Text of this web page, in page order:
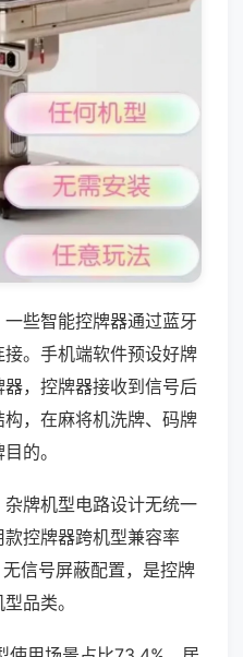
些智能控牌器通过蓝牙
。手机端软件预设好牌
，控牌器接收到信号后
，在麻将机洗牌、码牌
的。
牌机型电路设计无统一
控牌器跨机型兼容率
信号屏蔽配置，是控牌
品类。